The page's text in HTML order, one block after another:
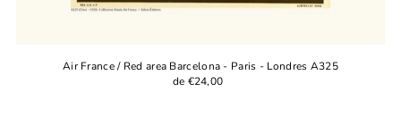
Air France / Red area Barcelona - Paris - Londres A325
de €24,00